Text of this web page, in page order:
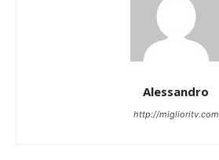
Alessandro
http://miglioritv.com